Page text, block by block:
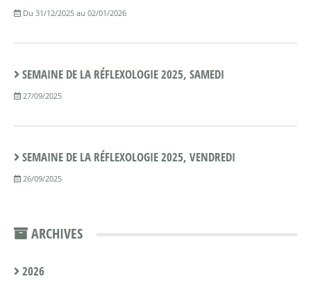
Du 31/12/2025 au 02/01/2026
SEMAINE DE LA RÉFLEXOLOGIE 2025, SAMEDI
27/09/2025
SEMAINE DE LA RÉFLEXOLOGIE 2025, VENDREDI
26/09/2025
ARCHIVES
2026